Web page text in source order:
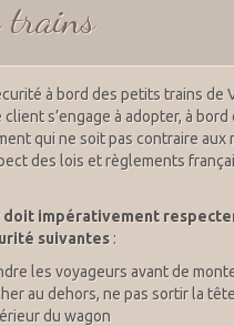
trains
à bord des petits trains de
s’engage à adopter, à
qui ne soit pas contraire aux
des lois et règlements
doit impérativement
suivantes :
les voyageurs avant de
au dehors, ne pas sortir la
du wagon